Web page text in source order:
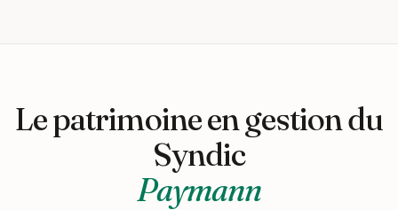
Le patrimoine en gestion du
Syndic
Paymann